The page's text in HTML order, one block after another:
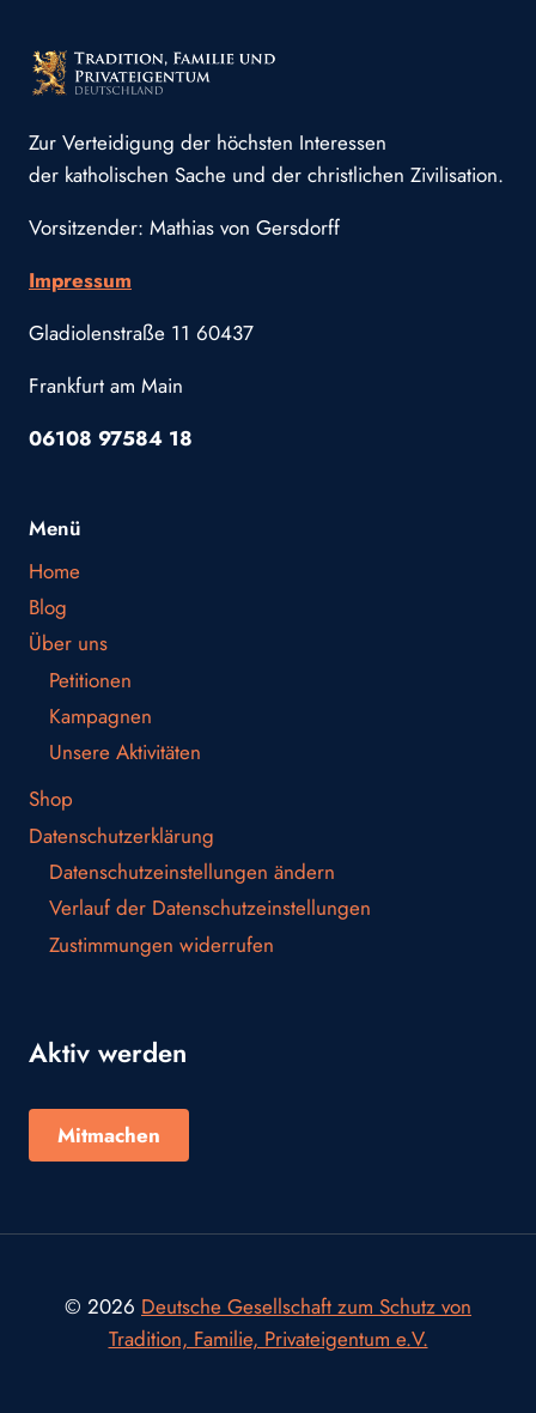
Zur Verteidigung der höchsten Interessen
der katholischen Sache und der christlichen Zivilisation.
Vorsitzender: Mathias von Gersdorff
Impressum
Gladiolenstraße 11 60437
Frankfurt am Main
06108 97584 18
Menü
Home
Blog
Über uns
Petitionen
Kampagnen
Unsere Aktivitäten
Shop
Datenschutzerklärung
Datenschutzeinstellungen ändern
Verlauf der Datenschutzeinstellungen
Zustimmungen widerrufen
Aktiv werden
Mitmachen
© 2026 Deutsche Gesellschaft zum Schutz von
Tradition, Familie, Privateigentum e.V.